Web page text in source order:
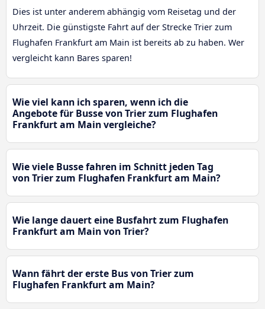
Dies ist unter anderem abhängig vom Reisetag und der
Uhrzeit. Die günstigste Fahrt auf der Strecke Trier zum
Flughafen Frankfurt am Main ist bereits ab zu haben. Wer
vergleicht kann Bares sparen!
Wie viel kann ich sparen, wenn ich die
Angebote für Busse von Trier zum Flughafen
Frankfurt am Main vergleiche?
Wie viele Busse fahren im Schnitt jeden Tag
von Trier zum Flughafen Frankfurt am Main?
Wie lange dauert eine Busfahrt zum Flughafen
Frankfurt am Main von Trier?
Wann fährt der erste Bus von Trier zum
Flughafen Frankfurt am Main?